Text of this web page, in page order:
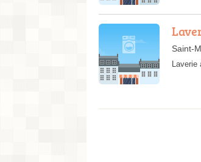
Saint-
Laverie